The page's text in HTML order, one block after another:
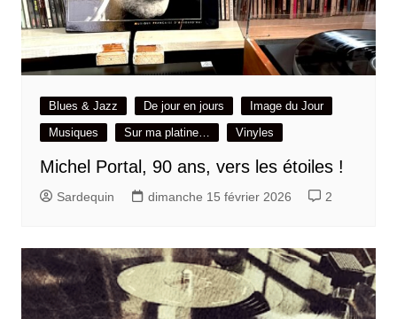
Blues & Jazz De jour en jours
Image du Jour
Musiques
Sur ma platine… Vinyles
Michel Portal, 90 ans, vers les étoiles !
Sardequin dimanche 15 février 2026 2